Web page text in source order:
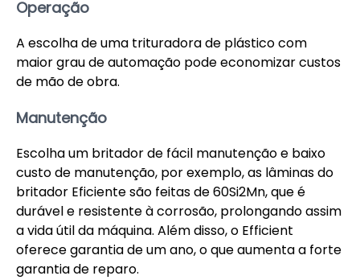
Operação
A escolha de uma trituradora de plástico com
maior grau de automação pode economizar custos
de mão de obra.
Manutenção
Escolha um britador de fácil manutenção e baixo
custo de manutenção, por exemplo, as lâminas do
britador Eficiente são feitas de 60Si2Mn, que é
durável e resistente à corrosão, prolongando assim
a vida útil da máquina. Além disso, o Efficient
oferece garantia de um ano, o que aumenta a forte
garantia de reparo.